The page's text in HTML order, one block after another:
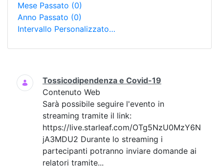
Mese Passato (0)
Anno Passato (0)
Intervallo Personalizzato…
Ricerca
Tossicodipendenza e Covid-19
Contenuto Web
Sarà possibile seguire l'evento in
streaming tramite il link:
https://live.starleaf.com/OTg5NzU0MzY6N
jA3MDU2 Durante lo streaming i
partecipanti potranno inviare domande ai
relatori tramite...